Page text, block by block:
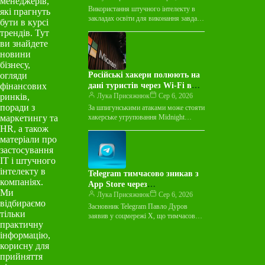
які прагнуть
бути в курсі
трендів. Тут
ви знайдете
новини
бізнесу,
огляди
фінансових
ринків,
поради з
маркетингу та
HR, а також
матеріали про
застосування
ІТ і штучного
інтелекту в
компаніях.
Ми
відбираємо
тільки
практичну
інформацію,
корисну для
прийняття
навчальним закладам
Використання штучного інтелекту в
закладах освіти для виконання завдань
адаптуватися. Я роздивляюся
фотографії Університету Брауна…
Російські хакери полюють на
дані туристів через Wi-Fi в
готелях
Лука Присяжнюк
Сер 6, 2026
За шпигунськими атаками може стояти
хакерське угруповання Midnight
готелях по всьому світу, щоб…
Telegram тимчасово зникав з
App Store через
цілеспрямовану атаку
Лука Присяжнюк
Сер 6, 2026
Засновник Telegram Павло Дуров
заявив у соцмережі X, що тимчасове